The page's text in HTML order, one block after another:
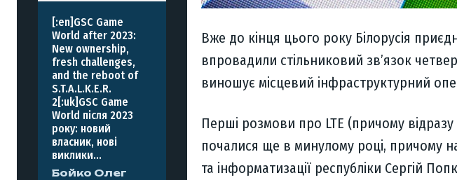
[:en]GSC Game
World after 2023:
New ownership,
fresh challenges,
and the reboot of
S.T.A.L.K.E.R.
2[:uk]GSC Game
World після 2023
року: новий
власник, нові
виклики...
Бойко Олег
Вже до кінця цього року Білорусія
впровадили стільниковий зв’язок
виношує місцевий інфраструктурний
Перші розмови про LTE (причому відразу
почалися ще в минулому році, причому
та інформатизації республіки Сергій